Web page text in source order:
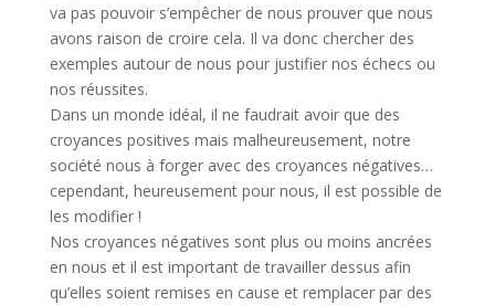
va pas pouvoir s’empêcher de nous prouver que nous
avons raison de croire cela. Il va donc chercher des
exemples autour de nous pour justifier nos échecs ou
nos réussites.
Dans un monde idéal, il ne faudrait avoir que des
croyances positives mais malheureusement, notre
société nous à forger avec des croyances négatives…
cependant, heureusement pour nous, il est possible de
les modifier !
Nos croyances négatives sont plus ou moins ancrées
en nous et il est important de travailler dessus afin
qu’elles soient remises en cause et remplacer par des